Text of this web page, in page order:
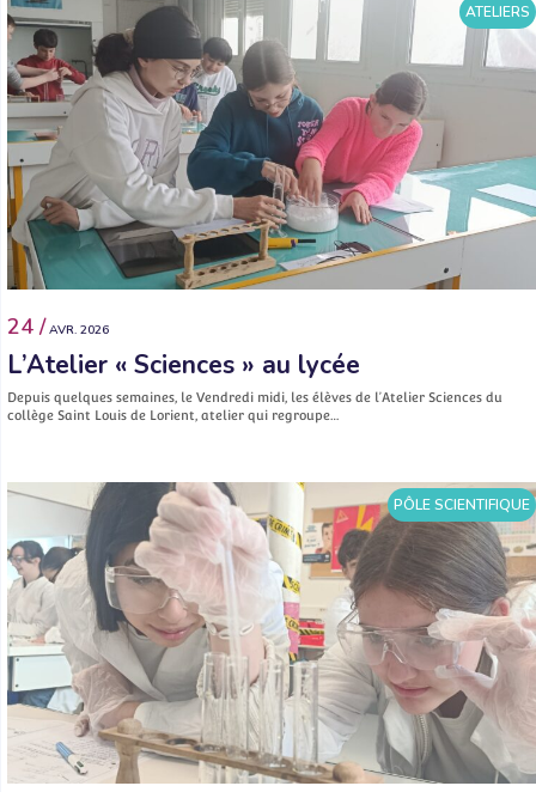
ATELIERS
24 / AVR. 2026
L’Atelier « Sciences » au lycée
Depuis quelques semaines, le Vendredi midi, les élèves de l’Atelier Sciences du
collège Saint Louis de Lorient, atelier qui regroupe…
PÔLE SCIENTIFIQUE